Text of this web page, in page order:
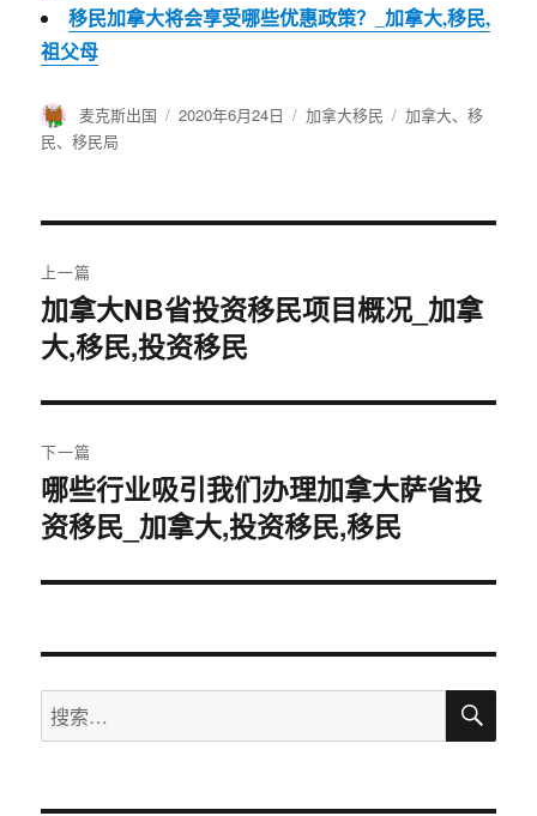
移民加拿大将会享受哪些优惠政策？_加拿大,移民,
祖父母
作
者
麦克斯出国
发
2020年6月24日
分
加拿大移民
标
加拿大、移
民、移民局
章
导
航
上一篇
上
篇
章：
加拿大NB省投资移民项目概况_加拿
大,移民,投资移民
下一篇
下
篇
章：
哪些行业吸引我们办理加拿大萨省投
资移民_加拿大,投资移民,移民
搜
索：
搜